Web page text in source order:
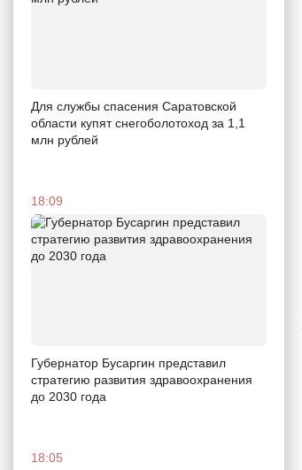
Для службы спасения Саратовской
области купят снегоболотоход за 1,1
млн рублей
18:09
Губернатор Бусаргин представил
стратегию развития здравоохранения
до 2030 года
18:05